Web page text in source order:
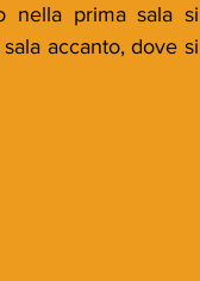
nella prima sala si
accanto, dove si